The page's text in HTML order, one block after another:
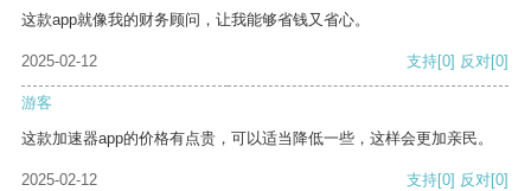
这款app就像我的财务顾问，让我能够省钱又省心。
2025-02-12 支持[0] 反对[0]
游客
这款加速器app的价格有点贵，可以适当降低一些，这样会更加亲民。
2025-02-12 支持[0] 反对[0]